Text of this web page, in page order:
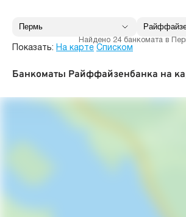
Найдено 24 банкомата в
Показать: На карте Списком
Банкоматы Райффайзенбанка на